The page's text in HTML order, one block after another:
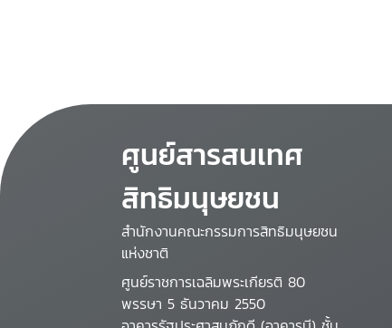
ศูนย์สารสนเทศ
สิทธิมนุษยชน
สำนักงานคณะกรรมการสิทธิมนุษยชน
แห่งชาติ
ศูนย์ราชการเฉลิมพระเกียรติ 80
พรรษา 5 ธันวาคม 2550